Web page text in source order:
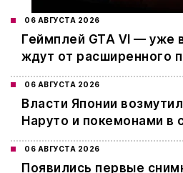
06 АВГУСТА 2026
Геймплей GTA VI — уже
ждут от расширенного
06 АВГУСТА 2026
Власти Японии
Наруто и покемонами в
06 АВГУСТА 2026
Появились первые